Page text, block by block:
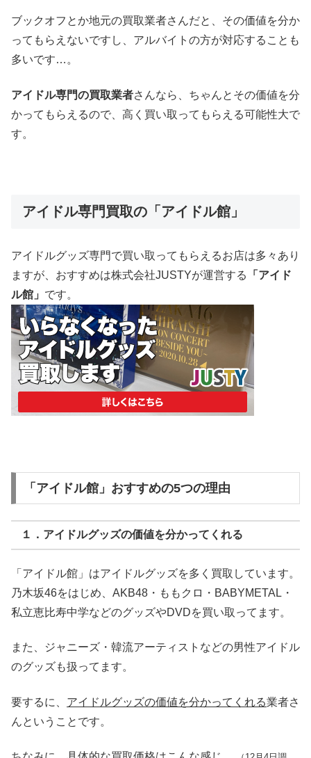
ブックオフとか地元の買取業者さんだと、その価値を分か
ってもらえないですし、アルバイトの方が対応することも
多いです…。
アイドル専門の買取業者さんなら、ちゃんとその価値を分
かってもらえるので、高く買い取ってもらえる可能性大で
す。
アイドル専門買取の「アイドル館」
アイドルグッズ専門で買い取ってもらえるお店は多々あり
ますが、おすすめは株式会社JUSTYが運営する
「アイド
ル館」 です。
「アイドル館」おすすめの5つの理由
１．アイドルグッズの価値を分かってくれる
「アイドル館」はアイドルグッズを多く買取しています。
乃木坂46をはじめ、AKB48・ももクロ・BABYMETAL・
私立恵比寿中学などのグッズやDVDを買い取ってます。
また、ジャニーズ・韓流アーティストなどの男性アイドル
のグッズも扱ってます。
要するに、 アイドルグッズの価値を分かってくれる業者さ
んということです。